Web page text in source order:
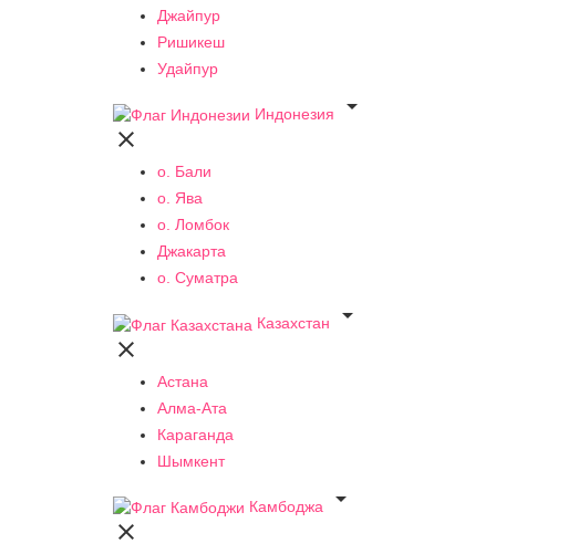
Джайпур
Ришикеш
Удайпур
Индонезия


о. Бали
о. Ява
о. Ломбок
Джакарта
о. Суматра
Казахстан


Астана
Алма-Ата
Караганда
Шымкент
Камбоджа

